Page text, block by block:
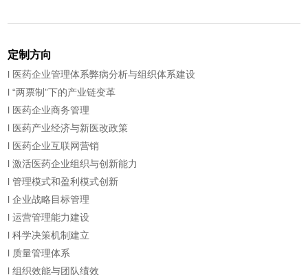
定制方向
l 医药企业管理体系弊病分析与组织体系建设
l “两票制”下的产业链变革
l 医药企业商务管理
l 医药产业经济与新医改政策
l 医药企业互联网营销
l 激活医药企业组织与创新能力
l 管理模式和盈利模式创新
l 企业战略目标管理
l 运营管理能力建设
l 科学决策机制建立
l 质量管理体系
l 组织效能与团队绩效